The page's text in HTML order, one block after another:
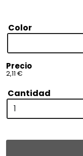
Color
Precio
2,11 €
Cantidad